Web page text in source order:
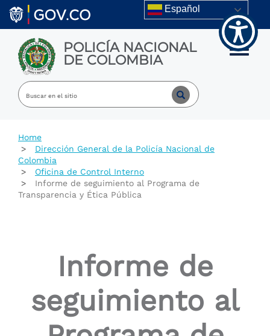
Skip to main content Español
POLICÍA NACIONAL
DE COLOMBIA Toggle
Home
Dirección General de la Policía Nacional de
Colombia
Oficina de Control Interno
Informe de seguimiento al Programa de
Transparencia y Ética Pública
Informe de
seguimiento al